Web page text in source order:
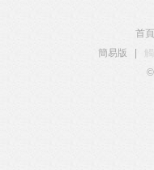
首頁
簡易版
©